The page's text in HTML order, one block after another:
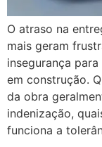
O atraso na
mais geram
insegurança
em construção.
da obra
indenização,
funciona a